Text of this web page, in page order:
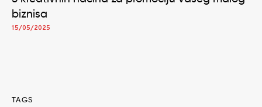
biznisa
15/05/2025
TAGS